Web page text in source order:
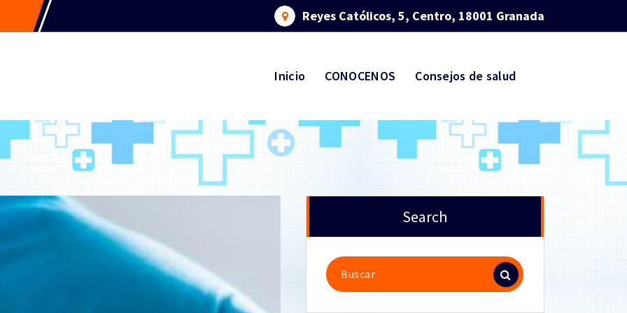
Reyes Católicos, 5, Centro, 18001 Granada
Inicio CONOCENOS Consejos de salud
Search
Buscar: